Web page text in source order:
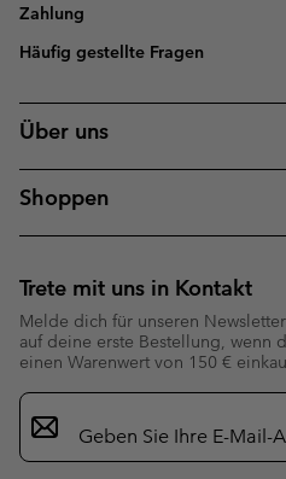
Zahlung
Häufig gestellte Fragen
Über uns
Shoppen
Trete mit uns in Kontakt
Melde dich für unseren
auf deine erste Bestellung, wenn
einen Warenwert von 150 €
Newsletter-
Anmeldung